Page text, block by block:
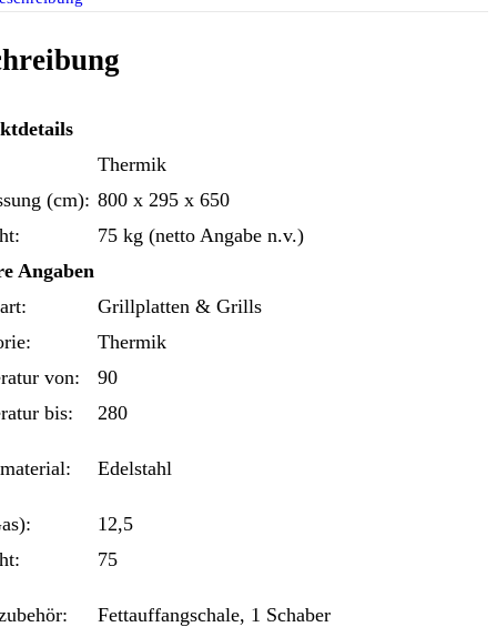
Thermik
(cm): 800 x 295 x 650
75 kg (netto Angabe n.v.)
Angaben
Grillplatten & Grills
Thermik
von:
90
bis:
280
Edelstahl
12,5
75
Fettauffangschale, 1 Schaber